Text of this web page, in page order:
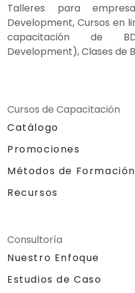
Talleres para
Development, Cursos en
capacitación de
Development), Clases de
Cursos de Capacitación
Catálogo
Promociones
Métodos de Formación
Recursos
Consultoría
Nuestro Enfoque
Estudios de Caso